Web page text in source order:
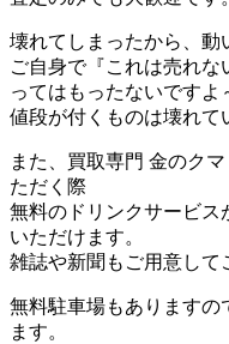
壊れてしまったから、動
ご自身で『これは売れな
ってはもったないですよ
値段が付くものは壊れて
また、買取専門 金のク
ただく際
無料のドリンクサービス
いただけます。
雑誌や新聞もご用意して
無料駐車場もありますの
ます。